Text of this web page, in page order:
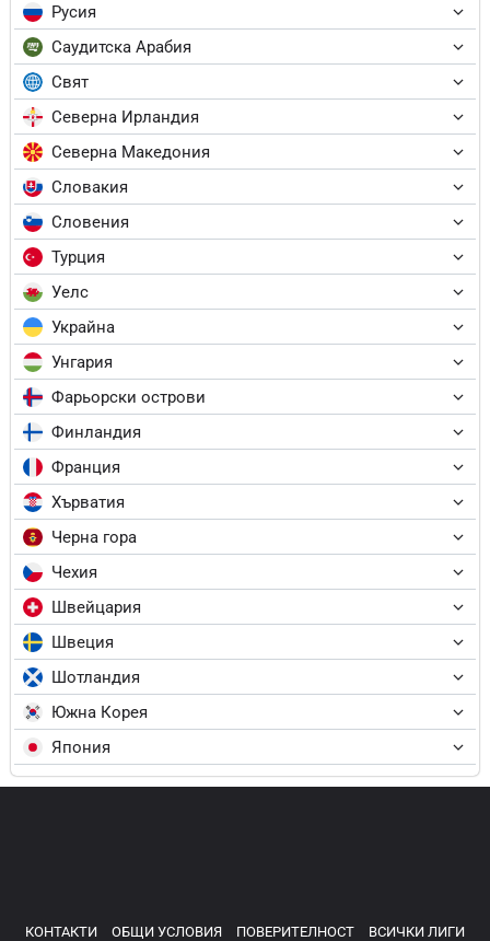
Русия
Саудитска Арабия
Свят
Северна Ирландия
Северна Македония
Словакия
Словения
Турция
Уелс
Украйна
Унгария
Фарьорски острови
Финландия
Франция
Хърватия
Черна гора
Чехия
Швейцария
Швеция
Шотландия
Южна Корея
Япония
КОНТАКТИ ОБЩИ УСЛОВИЯ ПОВЕРИТЕЛНОСТ ВСИЧКИ ЛИГИ